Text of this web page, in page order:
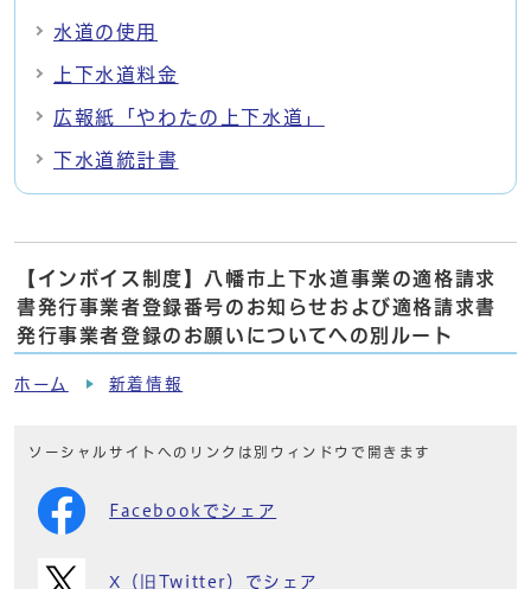
水道の使用
上下水道料金
広報紙「やわたの上下水道」
下水道統計書
【インボイス制度】八幡市上下水道事業の適格請求
書発行事業者登録番号のお知らせおよび適格請求書
発行事業者登録のお願いについてへの別ルート
ホーム 新着情報
ソーシャルサイトへのリンクは別ウィンドウで開きます
Facebookでシェア
X（旧Twitter）でシェア